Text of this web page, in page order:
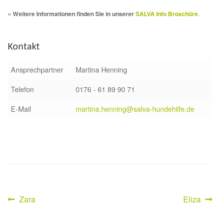
Unsere Notnasen
» Weitere Informationen finden Sie in unsererSALVA Info Broschüre.
Kontakt
Ansprechpartner
Martina Henning
Telefon
0176 - 61 89 90 71
E-Mail
martina.henning@salva-hundehilfe.de
Beitragsnavigation
Vorheriger
Zara
Nächster
Eliza